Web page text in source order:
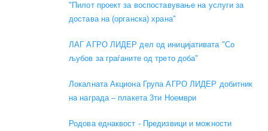
"Пилот проект за воспоставување на услуги за
достава на (органска) храна"
ЛАГ АГРО ЛИДЕР дел од иницијативата "Со
љубов за граѓаните од трето доба"
Локалната Акциона Група АГРО ЛИДЕР добитник
на награда – плакета 3ти Ноември
Родова еднаквост - Предизвици и можности